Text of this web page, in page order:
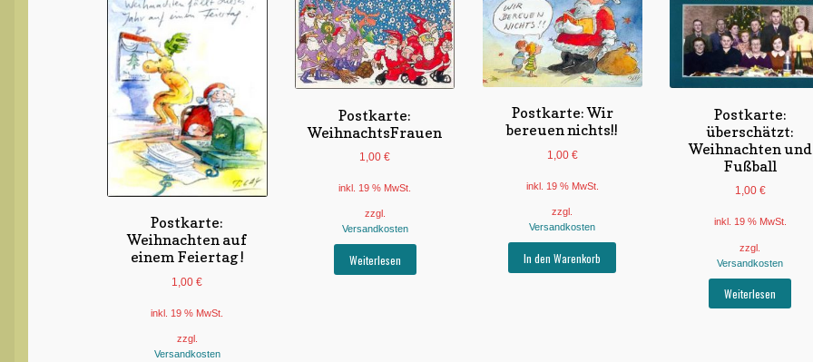
Postkarte:
Weihnachten auf
einem Feiertag !
1,00€
inkl. 19 % MwSt.
zzgl.
Versandkosten
Postkarte:
WeihnachtsFrauen
1,00€
inkl. 19 % MwSt.
zzgl.
Versandkosten
Weiterlesen
Postkarte: Wir
bereuen nichts!!
1,00 €
inkl. 19 % MwSt.
zzgl.
Versandkosten
In den Warenkorb
Postkarte:
überschätzt:
Weihnachten und
Fußball
1,00 €
inkl. 19 % MwSt.
zzgl.
Versandkosten
Weiterlesen